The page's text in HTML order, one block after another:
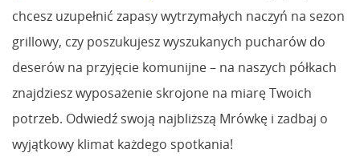
chcesz uzupełnić zapasy wytrzymałych naczyń na sezon
grillowy, czy poszukujesz wyszukanych pucharów do
deserów na przyjęcie komunijne – na naszych półkach
znajdziesz wyposażenie skrojone na miarę Twoich
potrzeb. Odwiedź swoją najbliższą Mrówkę i zadbaj o
wyjątkowy klimat każdego spotkania!